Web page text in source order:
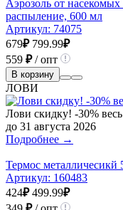
Аэрозоль от
распыление, 600 мл
Артикул: 74075
679₽ 799.99₽
559 ₽/ опт
В корзину
ЛОВИ
Лови скидку! -30% весь
до 31 августа 2026
Подробнее →
Термос металличесикй
Артикул: 160483
424₽ 499.99₽